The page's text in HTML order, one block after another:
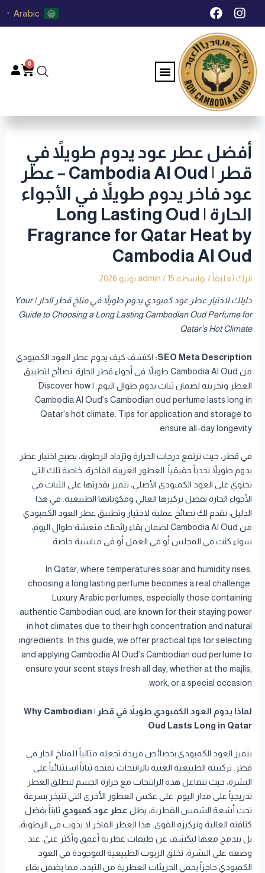
تخطي I
n
s
t
a
g
r
a
m
F
a
c
e
b
o
o
k
Arabic
▼
Menu
0
أفضل عطر عود يدوم طويلاً في
قطر | Cambodia Al Oud – عطر
عود فاخر يدوم طويلاً في الأجواء
الحارة | Long Lasting Oud
Fragrance for Qatar Heat by
Cambodia Al Oud
اترك تعليقاً / بواسطة admin /15 يونيو 2026
دليلك لاختيار عطر عود كمبودي يدوم طويلاً في مناخ قطر الحار | Your
Guide to Choosing a Long Lasting Cambodian Oud Perfume for
Qatar’s Hot Climate
SEO Meta Description: اكتشف كيف يدوم عطر العود الكمبودي
من Cambodia Al Oud طويلاً في أجواء قطر الحارة. نصائح لتطبيق
العطر وتخزينه لضمان ثبات يدوم طوال اليوم. | Discover how
Cambodia Al Oud’s Cambodian oud perfume lasts long in
Qatar’s hot climate. Tips for application and storage to
ensure all-day longevity.
في قطر، حيث ترتفع درجات الحرارة وتزداد الرطوبة، يصبح اختيار عطر
يدوم طويلاً تحدياً حقيقياً. العطور العربية الفاخرة، خاصة تلك التي
تحتوي على العود الكمبودي الأصلي، تتميز بقدرتها على الثبات في
الأجواء الحارة بفضل تركيزها العالي ومكوناتها الطبيعية. في هذا
الدليل، نقدم لك نصائح عملية لاختيار وتطبيق عطر العود الكمبودي
من Cambodia Al Oud لضمان بقاء رائحتك منعشة طوال اليوم،
سواء كنت في المجلس أو في العمل أو في مناسبة خاصة.
In Qatar, where temperatures soar and humidity rises,
choosing a long lasting perfume becomes a real challenge.
Luxury Arabic perfumes, especially those containing
authentic Cambodian oud, are known for their staying power
in hot climates due to their high concentration and natural
ingredients. In this guide, we offer practical tips for selecting
and applying Cambodia Al Oud’s Cambodian oud perfume to
ensure your scent stays fresh all day, whether at the majlis,
work, or a special occasion.
لماذا يدوم العود الكمبودي طويلاً في قطر | Why Cambodian
Oud Lasts Long in Qatar
يتميز العود الكمبودي بخصائص فريدة تجعله مثالياً للمناخ الحار في
قطر. تركيبته الطبيعية الغنية بالراتنجات تمنحه ثباتاً استثنائياً على
البشرة، حيث تتفاعل هذه الراتنجات مع حرارة الجسم لتطلق العطر
تدريجياً على مدار اليوم. على عكس العطور الأخرى التي تتبخر بسرعة
تحت أشعة الشمس القطرية، يظل عطر عود كمبودي ثابتاً بفضل
كثافته العالية وتركيزه القوي. هذا العطر الفاخر لا يذوب في الرطوبة،
بل يندمج معها ليكشف عن طبقات عطرية أعمق وأكثر غنىً. عند
وضعه على البشرة، تخلق الزيوت الطبيعية الموجودة في العود
الكمبودي حاجزاً يحمي الجزيئات العطرية من التبدد، مما يضمن بقاء
Post
navigation